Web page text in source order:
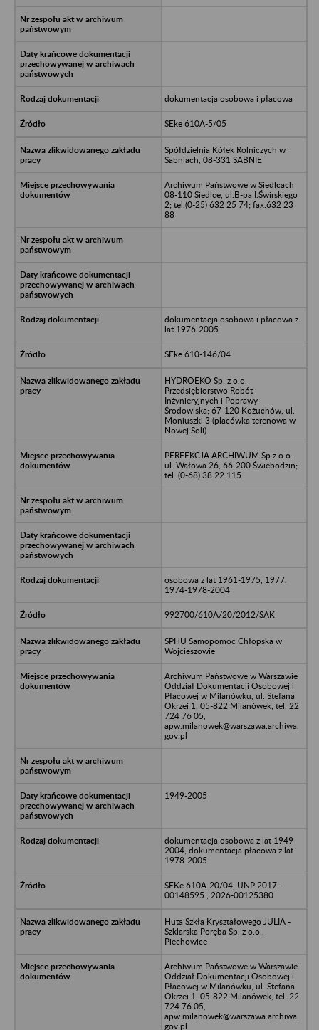
dokumentacja osobowa i płacowa
SEke 610A-5/05
Spółdzielnia Kółek Rolniczych w
Sabniach, 08-331 SABNIE
Archiwum Państwowe w Siedlcach
08-110 Siedlce, ul.B-pa I.Świrskiego
2; tel.(0-25) 632 25 74; fax.632 23
88
dokumentacja osobowa i płacowa z
lat 1976-2005
SEke 610-146/04
HYDROEKO Sp. z o.o.
Przedsiębiorstwo Robót
Inżynieryjnych i Poprawy
Środowiska; 67-120 Kożuchów, ul.
Moniuszki 3 (placówka terenowa w
Nowej Soli)
PERFEKCJA ARCHIWUM Sp.z o.o.
ul. Wałowa 26, 66-200 Świebodzin;
tel. (0-68) 38 22 115
osobowa z lat 1961-1975, 1977,
1974-1978-2004
992700/610A/20/2012/SAK
SPHU Samopomoc Chłopska w
Wojcieszowie
Archiwum Państwowe w Warszawie
Oddział Dokumentacji Osobowej i
Płacowej w Milanówku, ul. Stefana
Okrzei 1, 05-822 Milanówek, tel. 22
724 76 05,
apw.milanowek@warszawa.archiwa.
gov.pl
1949-2005
dokumentacja osobowa z lat 1949-
2004, dokumentacja płacowa z lat
1978-2005
SEKe 610A-20/04, UNP 2017-
00148595 , 2026-00125380
Huta Szkła Kryształowego JULIA -
Szklarska Poręba Sp. z o.o.,
Piechowice
Archiwum Państwowe w Warszawie
Oddział Dokumentacji Osobowej i
Płacowej w Milanówku, ul. Stefana
Okrzei 1, 05-822 Milanówek, tel. 22
724 76 05,
apw.milanowek@warszawa.archiwa.
gov.pl